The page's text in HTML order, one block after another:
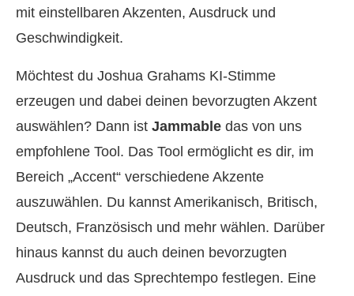
mit einstellbaren Akzenten, Ausdruck und
Geschwindigkeit.
Möchtest du Joshua Grahams KI‑Stimme
erzeugen und dabei deinen bevorzugten Akzent
auswählen? Dann ist Jammable das von uns
empfohlene Tool. Das Tool ermöglicht es dir, im
Bereich „Accent“ verschiedene Akzente
auszuwählen. Du kannst Amerikanisch, Britisch,
Deutsch, Französisch und mehr wählen. Darüber
hinaus kannst du auch deinen bevorzugten
Ausdruck und das Sprechtempo festlegen. Eine